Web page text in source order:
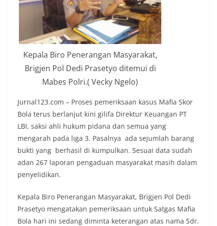
Kepala Biro Penerangan Masyarakat,
Brigjen Pol Dedi Prasetyo ditemui di
Mabes Polri.( Vecky Ngelo)
Jurnal123.com – Proses pemeriksaan kasus Mafia Skor
Bola terus berlanjut kini gilifa Direktur Keuangan PT
LBI, saksi ahli hukum pidana dan semua yang
mengarah pada liga 3. Pasalnya ada sejumlah barang
bukti yang berhasil di kumpulkan. Sesuai data sudah
adan 267 laporan pengaduan masyarakat masih dalam
penyelidikan.
Kepala Biro Penerangan Masyarakat, Brigjen Pol Dedi
Prasetyo mengatakan pemeriksaan untuk Satgas Mafia
Bola hari ini sedang diminta keterangan atas nama Sdr.